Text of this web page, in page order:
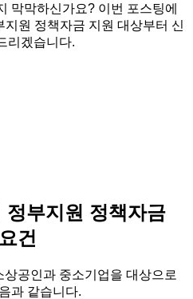
막막하신가요? 이번 포스팅에
지원 정책자금 지원 대상부터 신
리겠습니다.
정부지원 정책자금
건
공인과 중소기업을 대상으로
과 같습니다.